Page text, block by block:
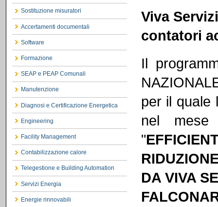
Sostituzione misuratori
Accertamenti documentali
Software
Formazione
SEAP e PEAP Comunali
Manutenzione
Diagnosi e Certificazione Energetica
Engineering
Facility Management
Contabilizzazione calore
Telegestione e Building Automation
Servizi Energia
Energie rinnovabili
Viva
contatori
Il
per il quale
nel
"
DA VIVA